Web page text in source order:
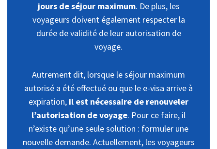
jours de séjour maximum. De plus, les
voyageurs doivent également respecter la
durée de validité de leur autorisation de
voyage.
Autrement dit, lorsque le séjour maximum
autorisé a été effectué ou que le e-visa arrive à
expiration, il est nécessaire de renouveler
l’autorisation de voyage. Pour ce faire, il
n’existe qu’une seule solution : formuler une
nouvelle demande. Actuellement, les voyageurs